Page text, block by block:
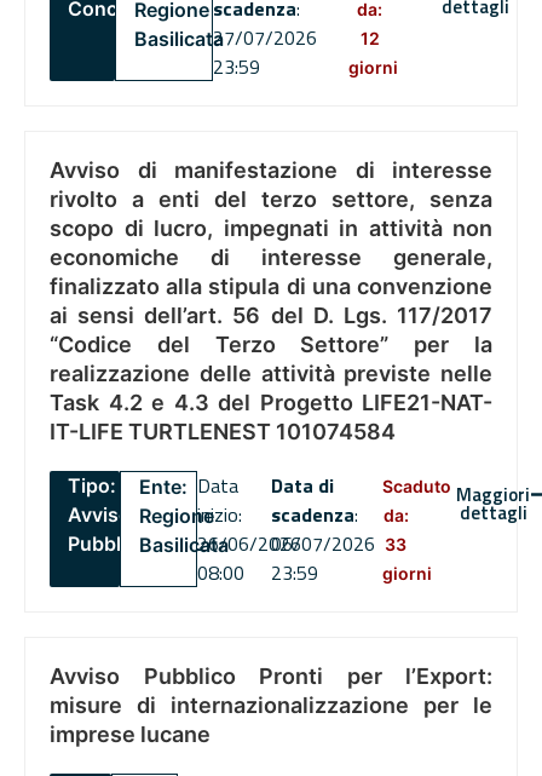
ConcorsiRegione
Basilicata
scadenza:
27/07/2026
23:59
da:
12
giorni
dettagli
Avviso di manifestazione di interesse
rivolto a enti del terzo settore, senza
scopo di lucro, impegnati in attività non
economiche di interesse generale,
finalizzato alla stipula di una convenzione
ai sensi dell’art. 56 del D. Lgs. 117/2017
“Codice del Terzo Settore” per la
realizzazione delle attività previste nelle
Task 4.2 e 4.3 del Progetto LIFE21-NAT-
IT-LIFE TURTLENEST 101074584
Tipo:
Avviso
Pubblico
Ente:
Regione
Basilicata
Data
inizio:
26/06/2026
08:00
Data di
scadenza:
06/07/2026
23:59
Scaduto
da:
33
giorni
Maggiori
dettagli
Avviso Pubblico Pronti per l’Export:
misure di internazionalizzazione per le
imprese lucane